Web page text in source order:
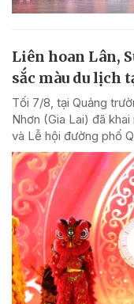
Liên hoan Lân,
sắc màu du lịch
Tối 7/8, tại Quảng
Nhơn (Gia Lai) đã
và Lễ hội đường phố